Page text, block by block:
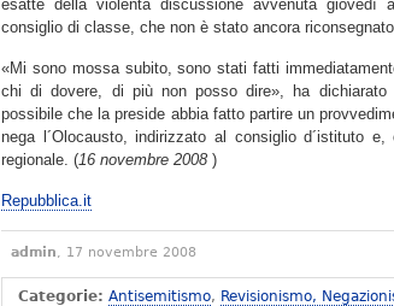
esatte della violenta discussione avvenuta giovedì
consiglio di classe, che non è stato ancora
«Mi sono mossa subito, sono stati fatti
chi di dovere, di più non posso dire», ha
possibile che la preside abbia fatto partire un
nega l´Olocausto, indirizzato al consiglio d´istituto
regionale. (16 novembre 2008 )
Repubblica.it
admin, 17 novembre 2008
Categorie: Antisemitismo, Revisionismo,